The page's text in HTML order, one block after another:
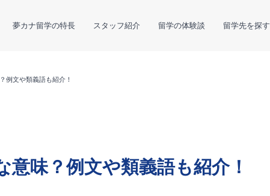
夢カナ留学の特長 スタッフ紹介 留学の体験談 留学先を探す
例文や類義語も紹介！
味？例文や類義語も紹介！